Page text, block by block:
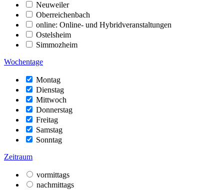
Neuweiler
Oberreichenbach
online: Online- und Hybridveranstaltungen
Ostelsheim
Simmozheim
Wochentage
Montag
Dienstag
Mittwoch
Donnerstag
Freitag
Samstag
Sonntag
Zeitraum
vormittags
nachmittags